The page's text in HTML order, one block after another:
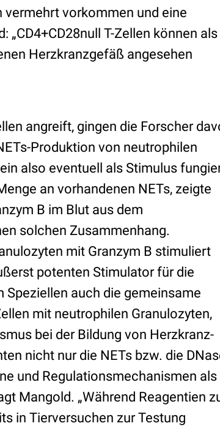
vorkommen und eine
T-Zellen können als
Herzkranzgefäß angesehen
angreift, gingen die Forscher
Produktion von neutrophilen
also eventuell als Stimulus
an vorhandenen NETs, zeigte
B im Blut aus dem
solchen Zusammenhang.
mit Granzym B stimuliert
potenten Stimulator für die
Speziellen auch die gemeinsame
mit neutrophilen Granulozyten,
bei der Bildung von Herzkranz-
nicht nur die NETs bzw. die
und Regulationsmechanismen als
Mangold. „Während Reagentien
in Tierversuchen zur Testung